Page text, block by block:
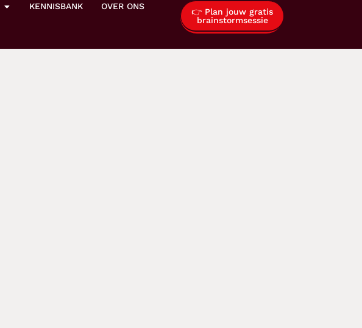
KENNISBANK
OVER ONS
👉 Plan jouw gratis
brainstormsessie